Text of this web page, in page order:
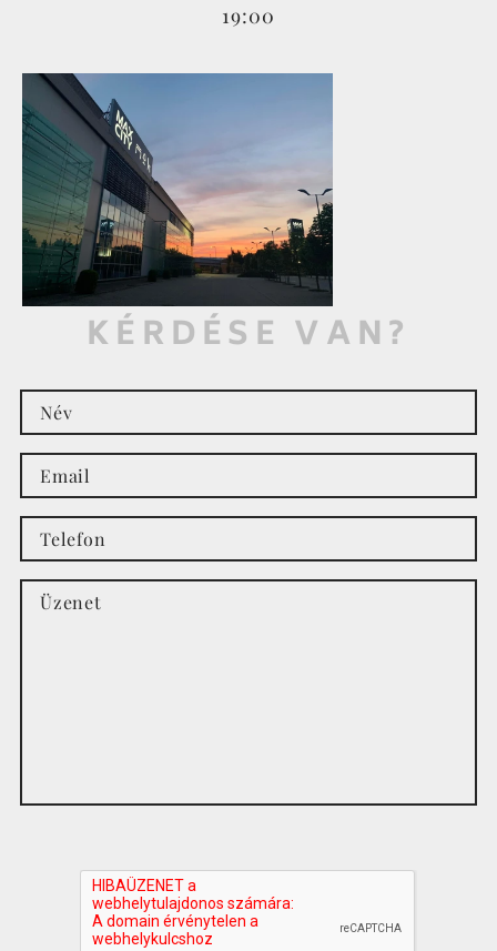
19:00
KÉRDÉSE VAN?